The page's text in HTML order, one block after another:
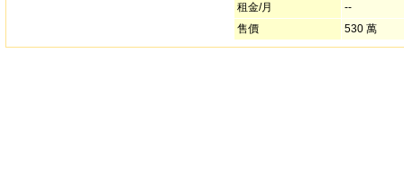
租金/月
--
售價
530 萬